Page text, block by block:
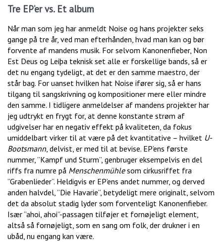
Tre EP’er vs. Et album
Når man som jeg har anmeldt Noise og hans projekter seks
gange på tre år, ved man efterhånden, hvad man kan og bør
forvente af mandens musik. For selvom Kanonenfieber, Non
Est Deus og Leiþa teknisk set alle er forskellige bands, så er
det nu engang tydeligt, at det er den samme maestro, der
står bag. For uanset hvilken hat Noise ifører sig, så er hans
tilgang til sangskrivning og kompositioner mere eller mindre
den samme. I tidligere anmeldelser af mandens projekter har
jeg udtrykt en frygt for, at denne konstante strøm af
udgivelser har en negativ effekt på kvaliteten, da fokus
umiddelbart virker til at være på det kvantitative – hvilket U-
Bootsmann, delvist, er med til at bevise. EP’ens første
nummer, ”Kampf und Sturm”, genbruger eksempelvis en del
riffs fra numre på Menschenmühlesom cirkusriffet fra
”Grabenlieder”. Heldigvis er EP’ens andet nummer, og derved
anden halvdel, ”Die Havarie”, betydeligt mere originalt, selvom
det da absolut stadig lyder som forventeligt Kanonenfieber.
Især ”ahoi, ahoi”-passagen tilføjer et fornøjeligt element,
altså så fornøjeligt, som en sang om folk, der drukner i en
ubåd, nu engang kan være.